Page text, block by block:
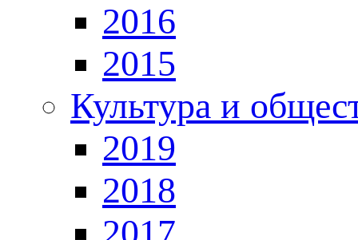
2016
2015
Культура и
2019
2018